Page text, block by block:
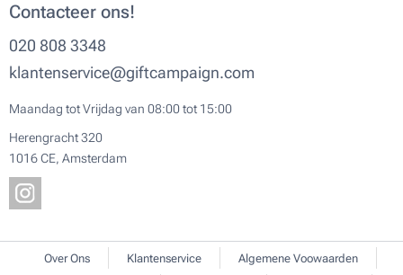
Contacteer ons!
020 808 3348
klantenservice@giftcampaign.com
Maandag tot Vrijdag van 08:00 tot 15:00
Herengracht 320
1016 CE, Amsterdam
Over Ons Klantenservice Algemene Voowaarden